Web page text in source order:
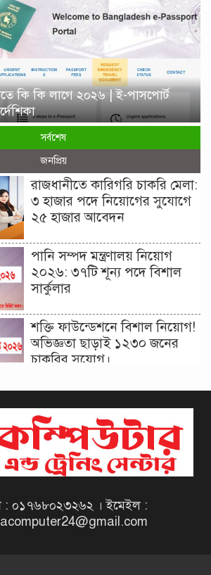
কি কি লাগে ২০২৬ | ই-পাসপোর্ট
সর্বশেষ
জনপ্রিয়
রাজধানীতে কারিগরি চাকরি মেলা:
৩ হাজার পদে নিয়োগের সুযোগে
২৫ হাজার আবেদন
পানি সম্পদ মন্ত্রণালয় নিয়োগ
২০২৬: ৩৭টি শূন্য পদে বিশাল
সার্কুলার
শক্তি ফাউন্ডেশনে বিশাল নিয়োগ!
অভিজ্ঞতা ছাড়াই ১২৩০ জনের
চাকরির সুযোগ।
বিজ্ঞপ্তি ২০২৬ | Taxes Zone
Dinajpur Job Circular 2026
বেসরকারি সংস্থা সেতু (SETU)
Job Circular 2026
: ০১৭৬৮০২৩২৬২ । ইমেইল :